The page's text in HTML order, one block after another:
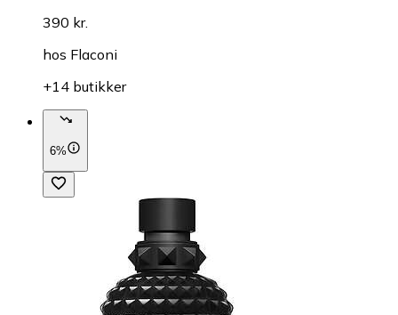
390 kr.
hos Flaconi
+14 butikker
6%